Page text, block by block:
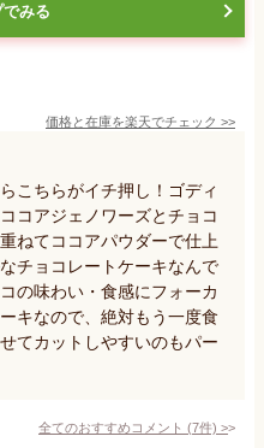
みる
価格と在庫を楽天でチェック >>
こちらがイチ押し！ゴディ
コアジェノワーズとチョコ
ねてココアパウダーで仕上
チョコレートケーキなんで
の味わい・食感にフォーカ
キなので、絶対もう一度食
てカットしやすいのもパー
全てのおすすめコメント (7件) >